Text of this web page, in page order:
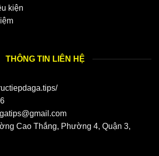
kiện
THÔNG TIN LIÊN HỆ
Cao Thắng, Phường 4, Quận 3,